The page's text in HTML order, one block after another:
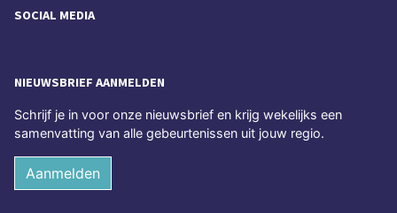
SOCIAL MEDIA
NIEUWSBRIEF AANMELDEN
Schrijf je in voor onze nieuwsbrief en krijg wekelijks een
samenvatting van alle gebeurtenissen uit jouw regio.
Aanmelden